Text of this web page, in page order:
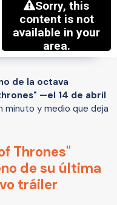
de la octava
—el 14 de abril
minuto y medio que deja
Thrones"
de su última
tráiler